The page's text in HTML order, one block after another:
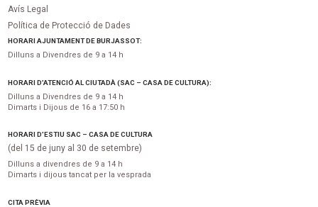
Avís Legal
Política de Protecció de Dades
HORARI AJUNTAMENT DE BURJASSOT:
Dilluns a Divendres de 9 a 14 h
HORARI D’ATENCIÓ AL CIUTADÀ (SAC – CASA DE CULTURA):
Dilluns a Divendres de 9 a 14 h
Dimarts i Dijous de 16 a 17:50 h
HORARI D’ESTIU SAC – CASA DE CULTURA
(del 15 de juny al 30 de setembre)
Dilluns a divendres de 9 a 14 h
Dimarts i dijous tancat per la vesprada
CITA PRÈVIA